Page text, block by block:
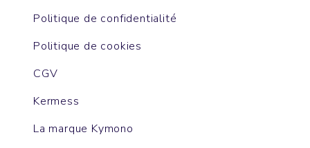
Politique de confidentialité
Politique de cookies
CGV
Kermess
La marque Kymono